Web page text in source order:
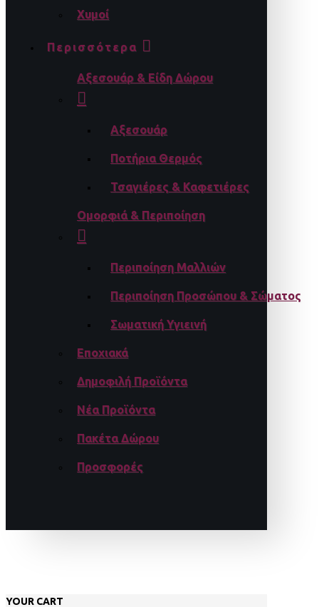
Χυμοί
Περισσότερα
Αξεσουάρ & Είδη Δώρου
Αξεσουάρ
Ποτήρια Θερμός
Τσαγιέρες & Καφετιέρες
Ομορφιά & Περιποίηση
Περιποίηση Μαλλιών
Περιποίηση Προσώπου & Σώματος
Σωματική Υγιεινή
Εποχιακά
Δημοφιλή Προϊόντα
Νέα Προϊόντα
Πακέτα Δώρου
Προσφορές
YOUR CART